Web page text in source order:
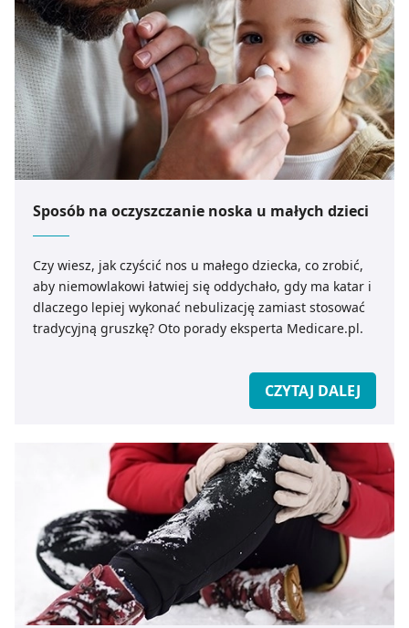
Sposób na oczyszczanie noska u małych dzieci
Czy wiesz, jak czyścić nos u małego dziecka, co zrobić,
aby niemowlakowi łatwiej się oddychało, gdy ma katar i
dlaczego lepiej wykonać nebulizację zamiast stosować
tradycyjną gruszkę? Oto porady eksperta Medicare.pl.
CZYTAJ DALEJ